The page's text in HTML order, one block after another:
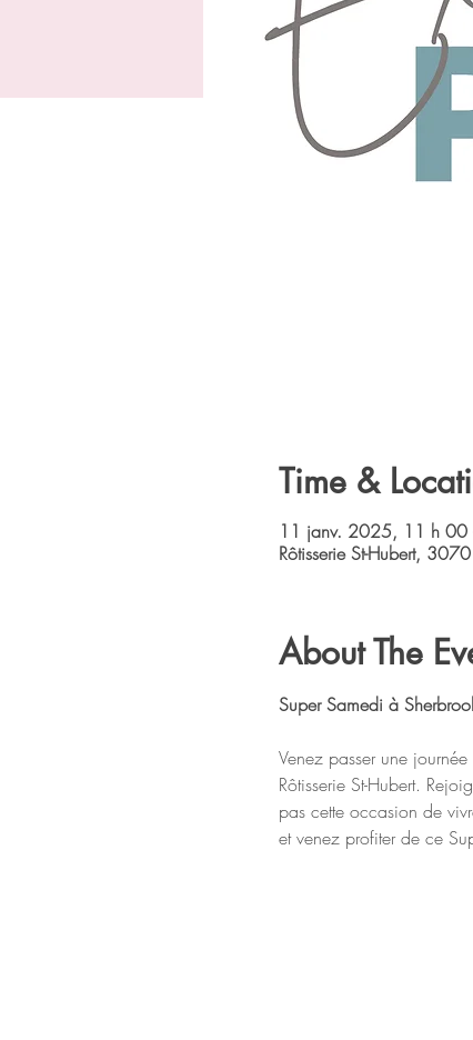
Time &
11 janv. 2025, 11 h
Rôtisserie St-Hubert,
About The
Super Samedi à
Venez passer une
Rôtisserie St-Hubert.
pas cette occasion de
et venez profiter de ce